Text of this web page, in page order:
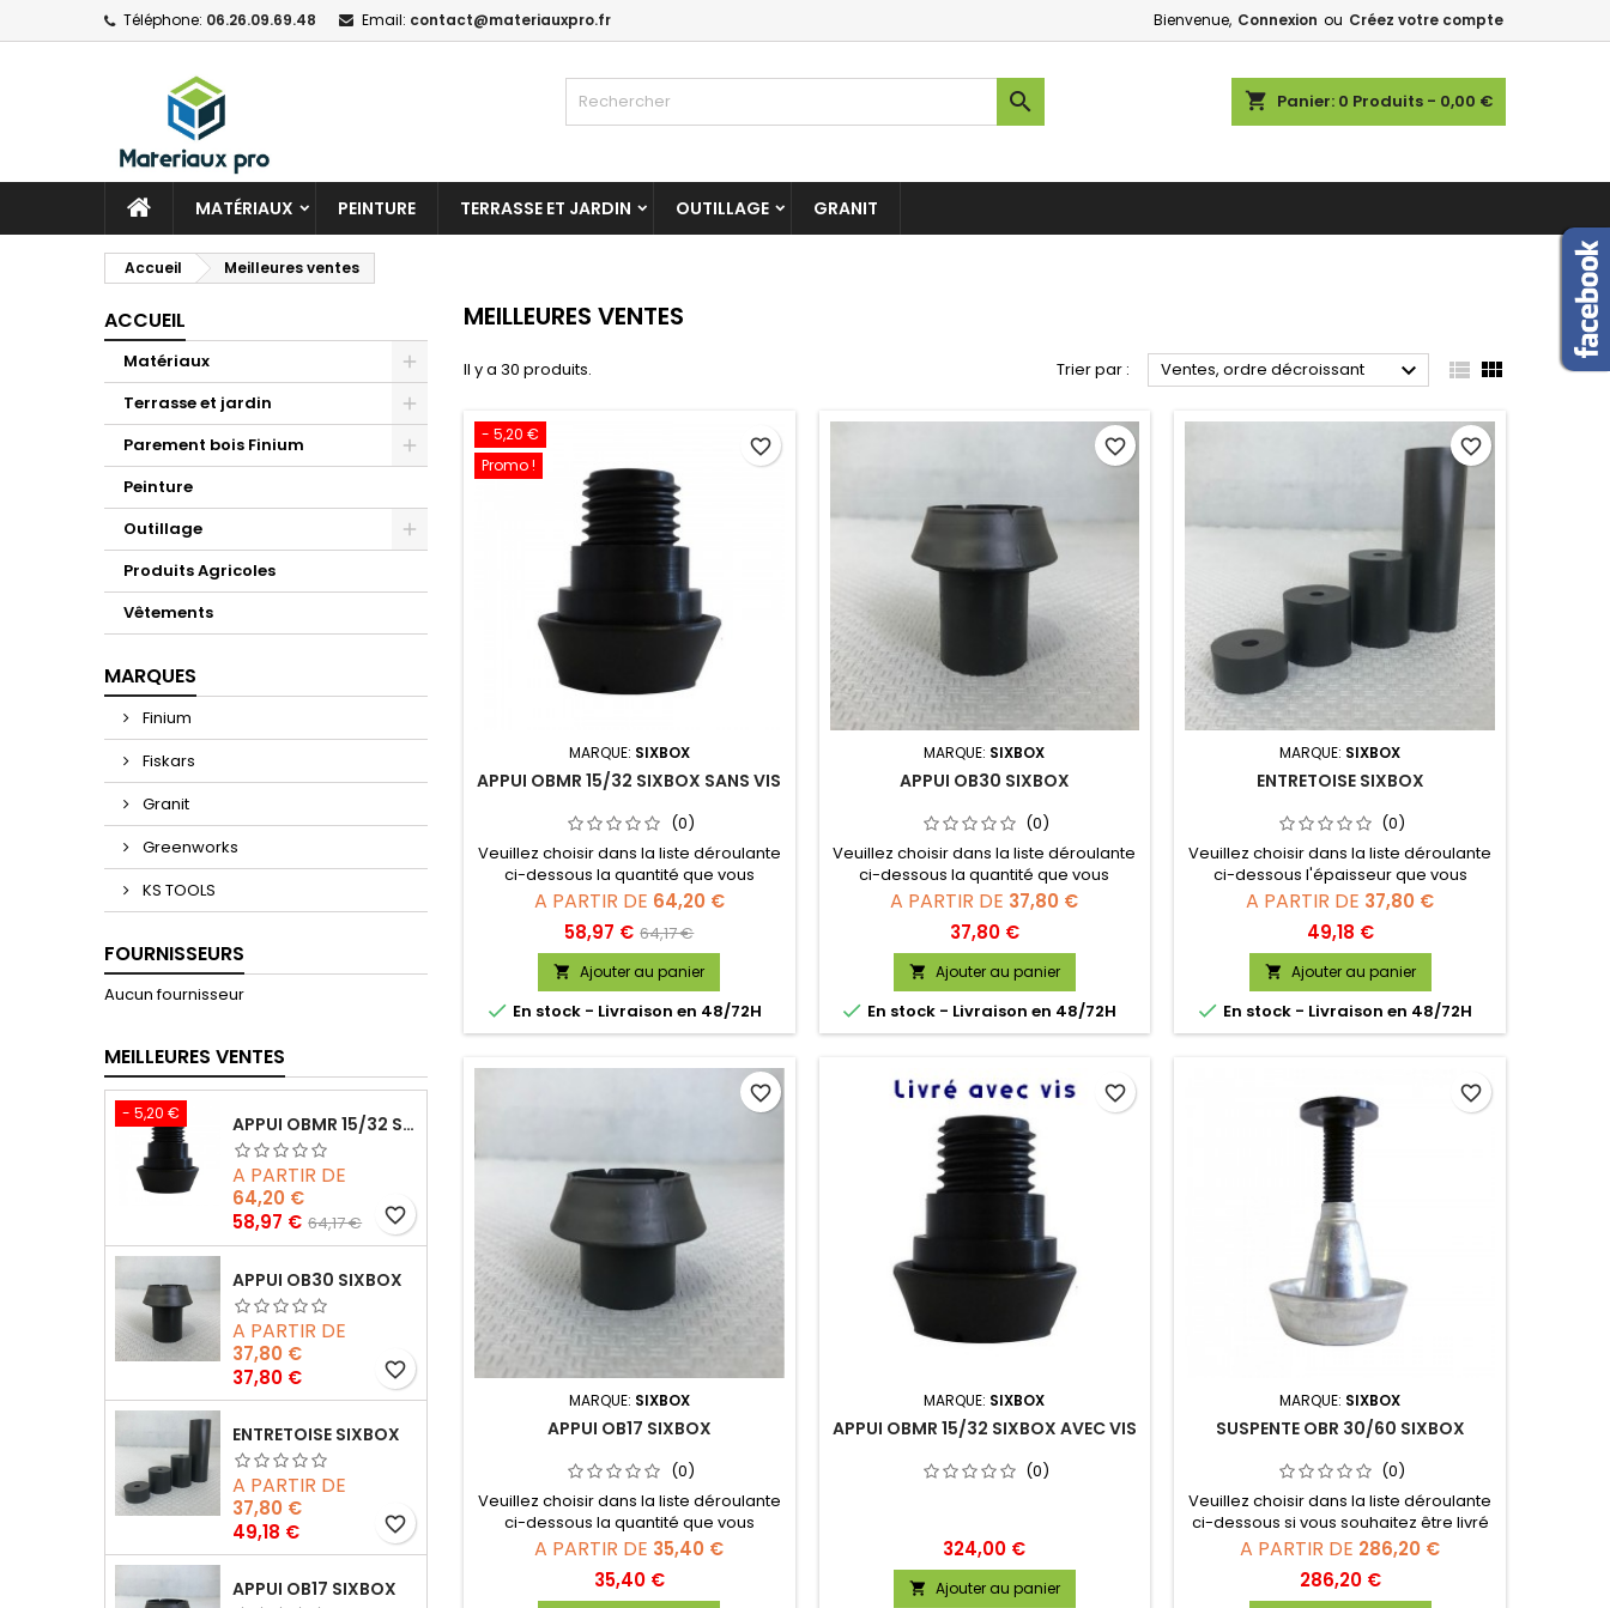
Téléphone: 06.26.09.69.48 Email: contact@materiauxpro.fr Bienvenue, Connexion ou Créez votre compte
shopping_cart Panier: 0 Produits - 0,00 €

MATÉRIAUX PEINTURE TERRASSE ET JARDIN OUTILLAGE GRANIT
Accueil Meilleures ventes
ACCUEIL
Matériaux
Terrasse et jardin
Parement bois Finium
Peinture
Outillage
Produits Agricoles
Vêtements
MARQUES
Finium
Fiskars
Granit
Greenworks
KS TOOLS
FOURNISSEURS
Aucun fournisseur
MEILLEURES VENTES
- 5,20 € APPUI OBMR 15/32 SIXBOX SANS VIS
A PARTIR DE
64,20 €
Prix
58,97 € Prix
de
base
64,17 € favorite_border
APPUI OB30 SIXBOX
A PARTIR DE
37,80 €
Prix
37,80 € favorite_border
ENTRETOISE SIXBOX
A PARTIR DE
37,80 €
Prix
49,18 € favorite_border
APPUI OB17 SIXBOX
MEILLEURES VENTES
Il y a 30 produits. Trier par : Ventes, ordre décroissant   
- 5,20 €
Promo !
MARQUE: SIXBOX
APPUI OBMR 15/32 SIXBOX SANS VIS
(0)
Veuillez choisir dans la liste déroulante
ci-dessous la quantité que vous
souhaitez :
A PARTIR DE 64,20 €
Prix
58,97 € Prix
de
base
64,17 €
 Ajouter au panier
 En stock - Livraison en 48/72H
favorite_border
MARQUE: SIXBOX
APPUI OB30 SIXBOX
(0)
Veuillez choisir dans la liste déroulante
ci-dessous la quantité que vous
souhaitez :
A PARTIR DE 37,80 €
Prix
37,80 €
 Ajouter au panier
 En stock - Livraison en 48/72H
favorite_border
MARQUE: SIXBOX
ENTRETOISE SIXBOX
(0)
Veuillez choisir dans la liste déroulante
ci-dessous l'épaisseur que vous
souhaitez :
A PARTIR DE 37,80 €
Prix
49,18 €
 Ajouter au panier
 En stock - Livraison en 48/72H
favorite_border
MARQUE: SIXBOX
APPUI OB17 SIXBOX
(0)
Veuillez choisir dans la liste déroulante
ci-dessous la quantité que vous
souhaitez :
A PARTIR DE 35,40 €
Prix
35,40 €
favorite_border
MARQUE: SIXBOX
APPUI OBMR 15/32 SIXBOX AVEC VIS
(0)
Prix
324,00 €
 Ajouter au panier
favorite_border
MARQUE: SIXBOX
SUSPENTE OBR 30/60 SIXBOX
(0)
Veuillez choisir dans la liste déroulante
ci-dessous si vous souhaitez être livré
avec ou sans vis :
A PARTIR DE 286,20 €
Prix
286,20 €
favorite_border